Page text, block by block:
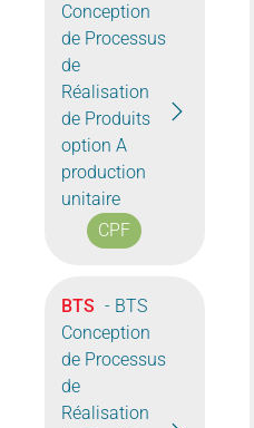
Conception
de Processus
de
Réalisation
de Produits
option A
production
unitaire
CPF
BTS - BTS
Conception
de Processus
de
Réalisation